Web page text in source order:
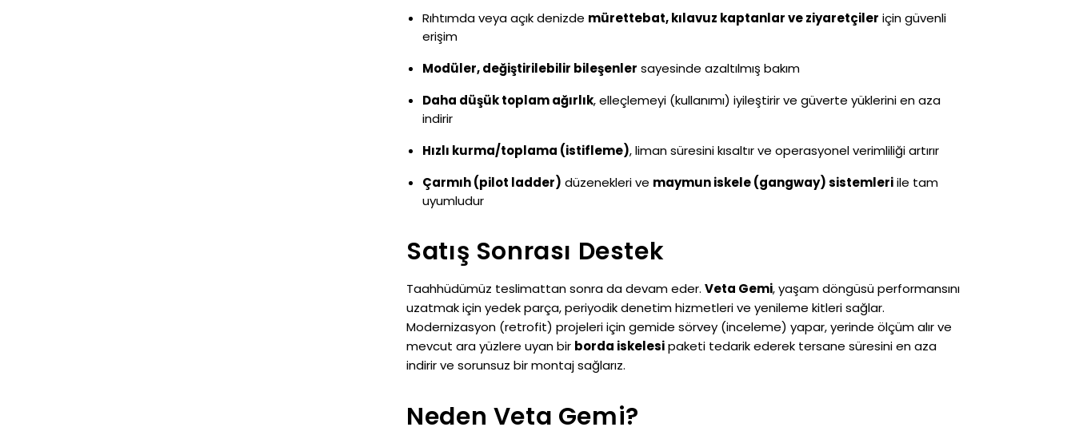
Rıhtımda veya açık denizde mürettebat, kılavuz kaptanlar ve ziyaretçiler için güvenli
erişim
Modüler, değiştirilebilir bileşenler sayesinde azaltılmış bakım
Daha düşük toplam ağırlık, elleçlemeyi (kullanımı) iyileştirir ve güverte yüklerini en aza
indirir
Hızlı kurma/toplama (istifleme), liman süresini kısaltır ve operasyonel verimliliği artırır
Çarmıh (pilot ladder) düzenekleri ve maymun iskele (gangway) sistemleriile tam
uyumludur
Satış Sonrası Destek
Taahhüdümüz teslimattan sonra da devam eder.Veta Gemi, yaşam döngüsü performansını
uzatmak için yedek parça, periyodik denetim hizmetleri ve yenileme kitleri sağlar.
Modernizasyon (retrofit) projeleri için gemide sörvey (inceleme) yapar, yerinde ölçüm alır ve
mevcut ara yüzlere uyan bir borda iskelesipaketi tedarik ederek tersane süresini en aza
indirir ve sorunsuz bir montaj sağlarız.
Neden Veta Gemi?